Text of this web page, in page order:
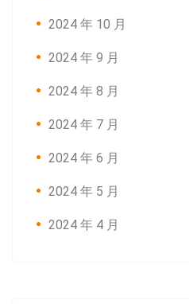
2024 年 10 月
2024 年 9 月
2024 年 8 月
2024 年 7 月
2024 年 6 月
2024 年 5 月
2024 年 4 月